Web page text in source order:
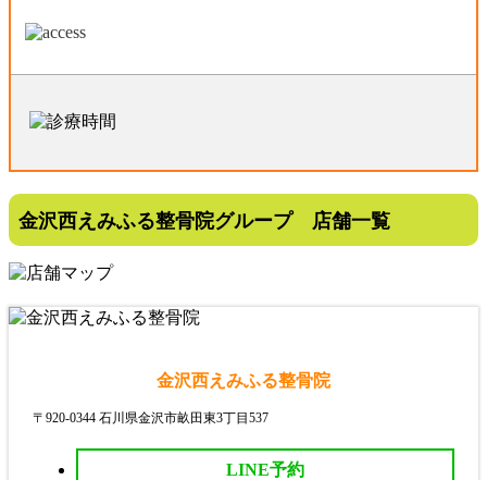
金沢西えみふる整骨院グループ 店舗一覧
金沢西えみふる整骨院
〒920-0344 石川県金沢市畝田東3丁目537
LINE予約